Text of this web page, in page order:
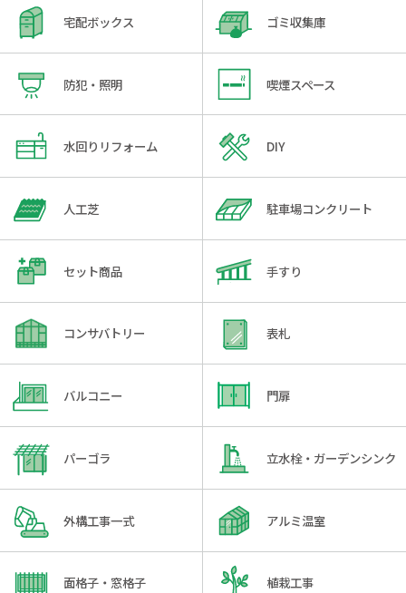
宅配ボックス ゴミ収集庫
防犯・照明 喫煙スペース
水回りリフォーム DIY
人工芝 駐車場コンクリート
セット商品 手すり
コンサバトリー 表札
バルコニー 門扉
パーゴラ 立水栓・ガーデンシンク
外構工事一式 アルミ温室
面格子・窓格子 植栽工事